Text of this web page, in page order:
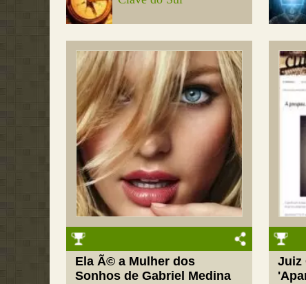
Ela Ã© a Mulher dos
Sonhos de Gabriel Medina
Juiz